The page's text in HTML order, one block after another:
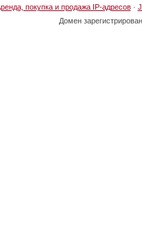
покупка и продажа IP-адресов·
Домен